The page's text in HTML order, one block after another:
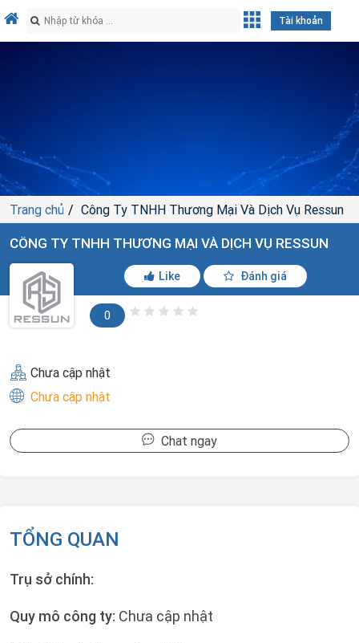
Tài khoản
Trang chủ Công Ty TNHH Thương Mại Và Dịch Vụ Ressun
CÔNG TY TNHH THƯƠNG MẠI VÀ DỊCH VỤ RESSUN
Like Đánh giá
0
Chưa cập nhật
Chưa cập nhật
Chat ngay
TỔNG QUAN
Trụ sở chính:
Quy mô công ty: Chưa cập nhật